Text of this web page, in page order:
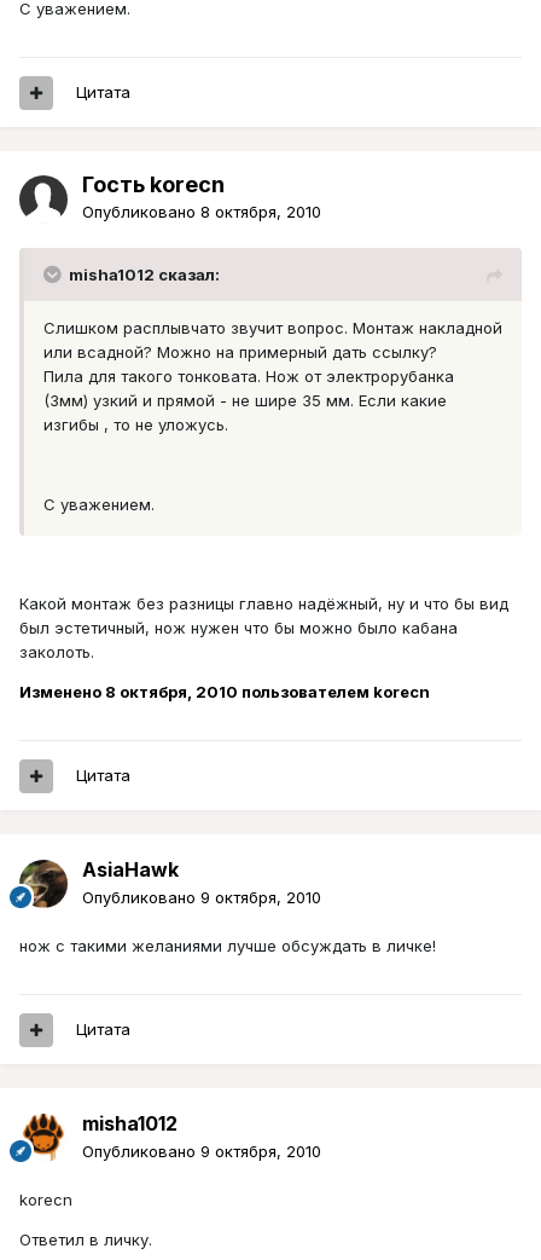
С уважением.
Цитата
Гость korecn
Опубликовано 8 октября, 2010
misha1012 сказал:
Слишком расплывчато звучит вопрос. Монтаж накладной
или всадной? Можно на примерный дать ссылку?
Пила для такого тонковата. Нож от электрорубанка
(3мм) узкий и прямой - не шире 35 мм. Если какие
изгибы , то не уложусь.
С уважением.
Какой монтаж без разницы главно надёжный, ну и что бы вид
был эстетичный, нож нужен что бы можно было кабана
заколоть.
Изменено 8 октября, 2010 пользователем korecn
Цитата
AsiaHawk
Опубликовано 9 октября, 2010
нож с такими желаниями лучше обсуждать в личке!
Цитата
misha1012
Опубликовано 9 октября, 2010
korecn
Ответил в личку.